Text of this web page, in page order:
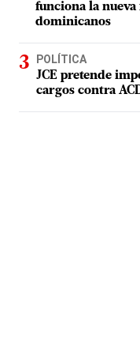
funciona la nueva
dominicanos
POLÍTICA
JCE pretende
cargos contra